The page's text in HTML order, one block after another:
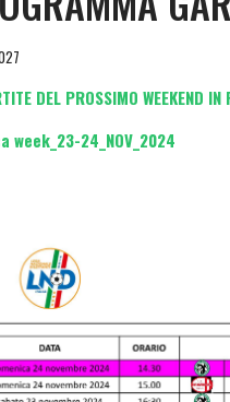
DEL PROSSIMO
week_23-24_NOV_2024